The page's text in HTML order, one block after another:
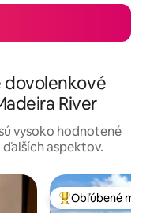
dovolenkové
River
vysoko hodnotené
aspektov.
Najobľúbenejšie
Obľúbené